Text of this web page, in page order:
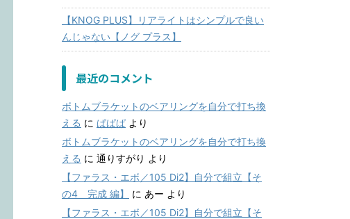
【KNOG PLUS】リアライトはシンプルで良い
んじゃない【ノグ プラス】
最近のコメント
ボトムブラケットのベアリングを自分で打ち換
える に ぱぱぱ より
ボトムブラケットのベアリングを自分で打ち換
える に 通りすがり より
【ファラス・エボ／105 Di2】自分で組立【そ
の4 完成 編】
に あー より
【ファラス・エボ／105 Di2】自分で組立【そ